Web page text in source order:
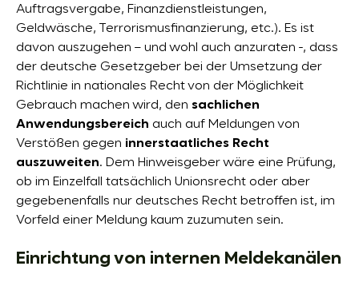
Auftragsvergabe, Finanzdienstleistungen,
Geldwäsche, Terrorismusfinanzierung, etc.). Es ist
davon auszugehen – und wohl auch anzuraten -, dass
der deutsche Gesetzgeber bei der Umsetzung der
Richtlinie in nationales Recht von der Möglichkeit
Gebrauch machen wird, den sachlichen
Anwendungsbereich auch auf Meldungen von
Verstößen gegen innerstaatliches Recht
auszuweiten. Dem Hinweisgeber wäre eine Prüfung,
ob im Einzelfall tatsächlich Unionsrecht oder aber
gegebenenfalls nur deutsches Recht betroffen ist, im
Vorfeld einer Meldung kaum zuzumuten sein.
Einrichtung von internen Meldekanälen